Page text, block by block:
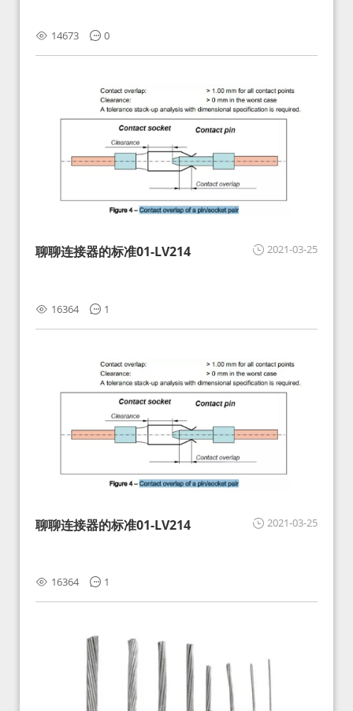
14673 0
2021-03-25
聊聊连接器的标准01-LV214
16364 1
2021-03-25
聊聊连接器的标准01-LV214
16364 1